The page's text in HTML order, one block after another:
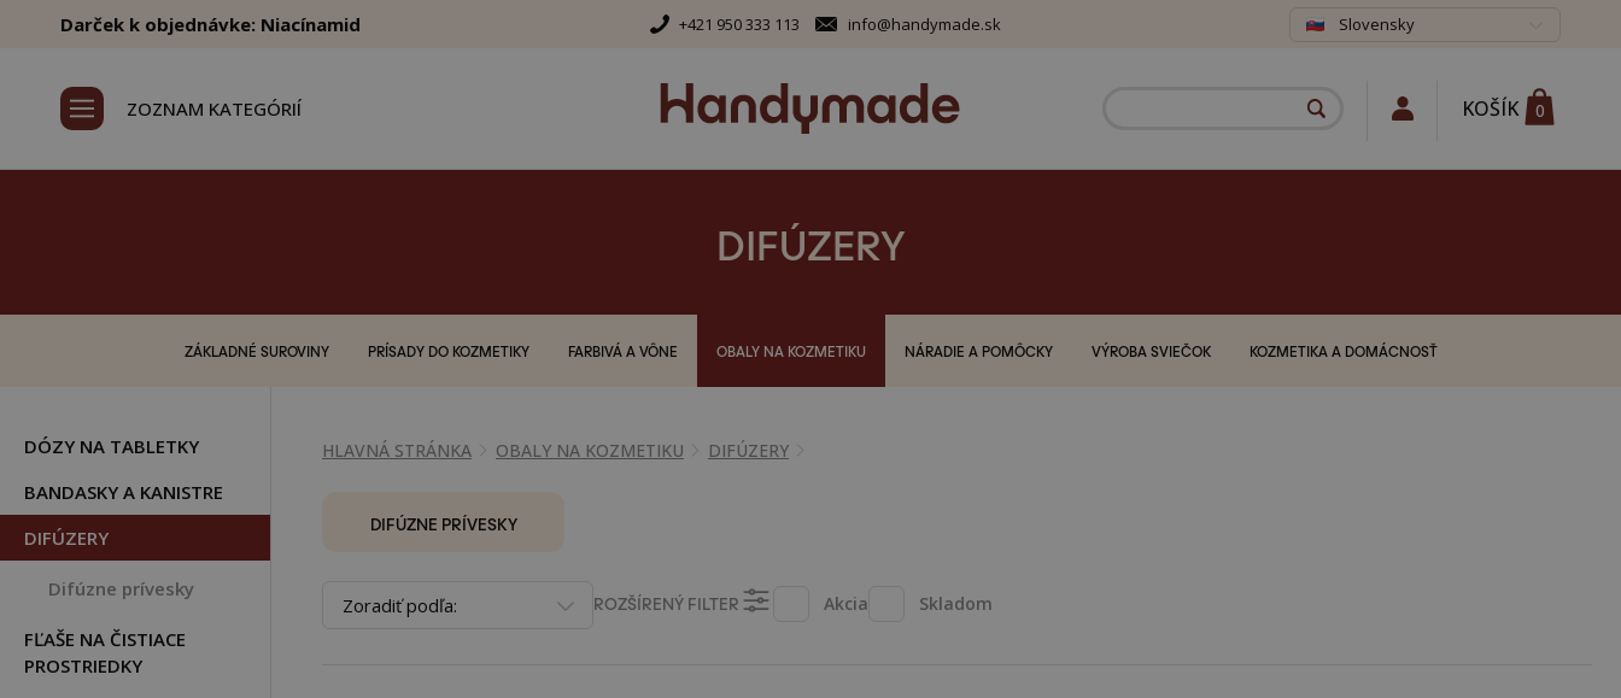
Darček k objednávke: Niacínamid +421 950 333 113 info@handymade.sk Slovensky
ZOZNAM KATEGÓRIÍ KOŠÍK 0
DIFÚZERY
ZÁKLADNÉ SUROVINY PRÍSADY DO KOZMETIKY FARBIVÁ A VÔNE OBALY NA KOZMETIKU NÁRADIE A POMÔCKY VÝROBA SVIEČOK KOZMETIKA A DOMÁCNOSŤ
DÓZY NA TABLETKY
BANDASKY A KANISTRE
DIFÚZERY
Difúzne prívesky
FĽAŠE NA ČISTIACE
PROSTRIEDKY
HLAVNÁ STRÁNKA OBALY NA KOZMETIKU DIFÚZERY
DIFÚZNE PRÍVESKY
Zoradiť podľa: ROZŠÍRENÝ FILTER Akcia Skladom